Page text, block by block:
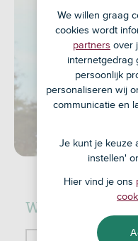
Waar kunnen
We willen graag
cookies wordt
partners over
internetgedrag
persoonlijk
personaliseren wij
communicatie en
Je kunt je keuze
instellen'
Hier vind je ons